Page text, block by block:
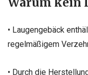
• Laugengebäck
regelmäßigem
• Durch die